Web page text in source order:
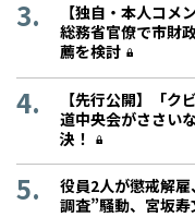
【独自・本人コメ
総務省官僚で市財
薦を検討
【先行公開】「ク
道中央会がささい
決！
役員2人が懲戒解
調査”騒動、宮坂